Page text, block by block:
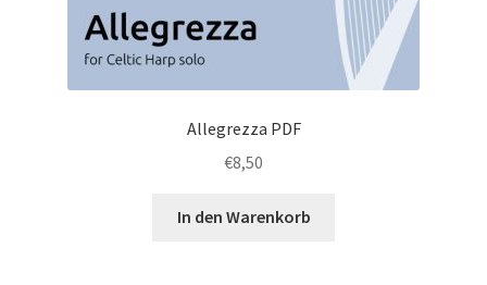
Allegrezza PDF
€8,50
In den Warenkorb